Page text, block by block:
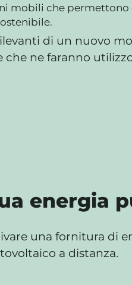
mobili che
di un nuovo
che ne faranno
energia
una fornitura di
a distanza.